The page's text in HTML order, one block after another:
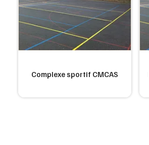
Complexe sportif CMCAS